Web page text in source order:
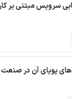
های پویای آن در صنعت